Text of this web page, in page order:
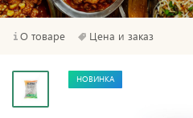
О товаре Цена и заказ
НОВИНКА